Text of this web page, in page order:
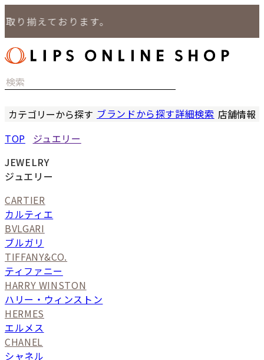
えております。
カテゴリーから探す
バッグ
小物
ジュエリー
セール商品
特集
ブランドから探す詳細検索 店舗情報
TOP
ジュエリー
JEWELRY
ジュエリー
CARTIER
カルティエ
BVLGARI
ブルガリ
TIFFANY&CO.
ティファニー
HARRY WINSTON
ハリー・ウィンストン
HERMES
エルメス
CHANEL
シャネル